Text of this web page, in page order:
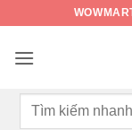
nội
Tìm